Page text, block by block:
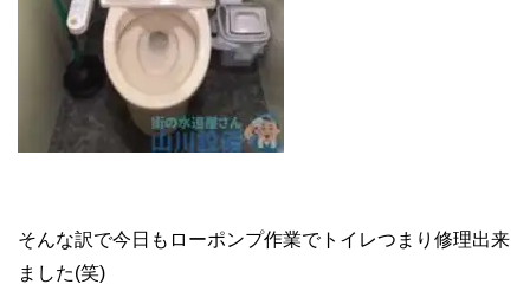
そんな訳で今日もローポンプ作業でトイレつまり修理出来
ました(笑)